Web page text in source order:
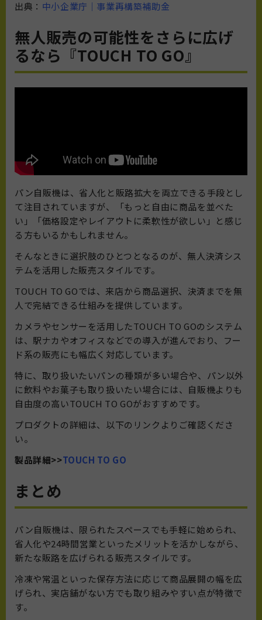
出典： 中小企業庁｜事業再構築補助金
無人販売の可能性をさらに広げ
るなら『TOUCH TO GO』
パン自販機は、省人化と販路拡大を両立できる手段とし
て注目されていますが、「もっと自由に商品を並べた
い」「価格設定やレイアウトに柔軟性が欲しい」と感じ
る方もいるかもしれません。
そんなときに選択肢のひとつとなるのが、無人決済シス
テムを活用した販売スタイルです。
TOUCH TO GOでは、来店から商品選択、決済までを無
人で完結できる仕組みを提供しています。
カメラやセンサーを活用したTOUCH TO GOのシステム
は、駅ナカやオフィスなどでの導入が進んでおり、フー
ド系の販売にも幅広く対応しています。
特に、取り扱いたいパンの種類が多い場合や、パン以外
に飲料やお菓子も取り扱いたい場合には、自販機よりも
自由度の高いTOUCH TO GOがおすすめです。
プロダクトの詳細は、以下のリンクよりご確認くださ
い。
製品詳細>>TOUCH TO GO
まとめ
パン自販機は、限られたスペースでも手軽に始められ、
省人化や24時間営業といったメリットを活かしながら、
新たな販路を広げられる販売スタイルです。
冷凍や常温といった保存方法に応じて商品展開の幅を広
げられ、実店舗がない方でも取り組みやすい点が特徴で
す。